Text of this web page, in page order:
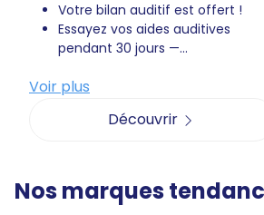
Votre bilan auditif est offert !
Essayez vos aides auditives
pendant 30 jours —...
Voir plus
Découvrir
Nos marques